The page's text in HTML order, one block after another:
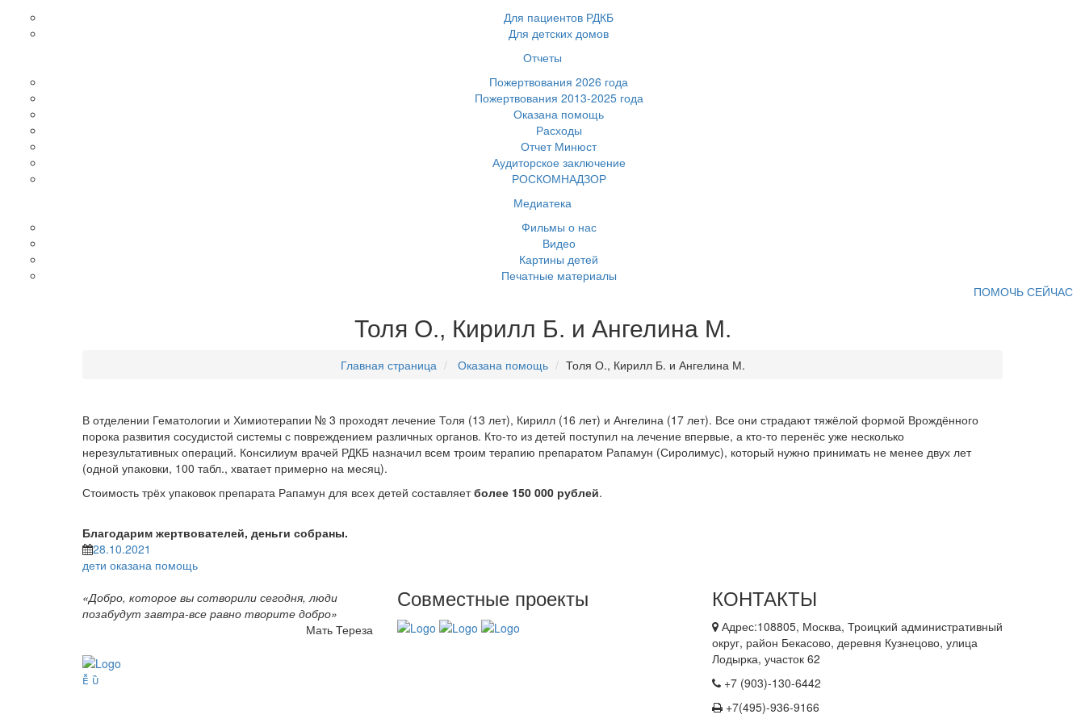
Для пациентов РДКБ
Для детских домов
Отчеты
Пожертвования 2026 года
Пожертвования 2013-2025 года
Оказана помощь
Расходы
Отчет Минюст
Аудиторское заключение
РОСКОМНАДЗОР
Медиатека
Фильмы о нас
Видео
Картины детей
Печатные материалы
ПОМОЧЬ СЕЙЧАС
Толя О., Кирилл Б. и Ангелина М.
Главная страница Оказана помощь Толя О., Кирилл Б. и Ангелина М.
В отделении Гематологии и Химиотерапии № 3 проходят лечение Толя (13 лет), Кирилл (16 лет) и Ангелина (17 лет). Все они страдают тяжёлой формой Врождённого
порока развития сосудистой системы с повреждением различных органов. Кто-то из детей поступил на лечение впервые, а кто-то перенёс уже несколько
нерезультативных операций. Консилиум врачей РДКБ назначил всем троим терапию препаратом Рапамун (Сиролимус), который нужно принимать не менее двух лет
(одной упаковки, 100 табл., хватает примерно на месяц).
Стоимость трёх упаковок препарата Рапамун для всех детей составляетболее 150 000 рублей.
Благодарим жертвователей, деньги собраны.
28.10.2021
дети оказана помощь
«Добро, которое вы сотворили сегодня, люди
позабудут завтра-все равно творите добро»
Мать Тереза
Совместные проекты КОНТАКТЫ
Адрес:108805, Москва, Троицкий административный
округ, район Бекасово, деревня Кузнецово, улица
Лодырка, участок 62
+7 (903)-130-6442
+7(495)-936-9166